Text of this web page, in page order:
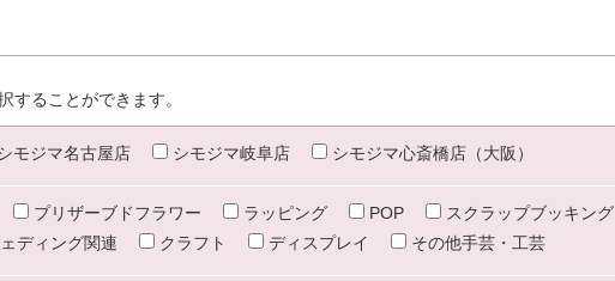
することができます。
モジマ名古屋店 シモジマ岐阜店 シモジマ心斎橋店（大阪）
プリザーブドフラワー ラッピング POP
スクラップブッキング
ディング関連 クラフト ディスプレイ その他手芸・工芸